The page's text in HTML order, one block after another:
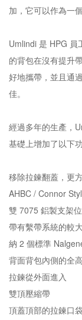
加，它可以作為一
Umlindi 是 HPG 員
的背包在沒有提升
好地攜帶，並且通
佳。
經過多年的生產，
基礎上增加了以下
移除拉鍊翻蓋，更
AHBC / Connor
雙 7075 鋁製支架
帶有繫帶系統的較
納 2 個標準
背面背包內側的全
拉鍊從外面進入
雙頂壓縮帶
頂蓋頂部的拉鍊口